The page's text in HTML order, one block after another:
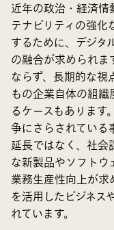
近年の政治・経済情
テナビリティの強
するために、デジタ
の融合が求められま
ならず、長期的な視
もの企業自体の組
るケースもあります
争にさらされてい
延長ではなく、社会
な新製品やソフトウ
業務生産性向上が求
を活用したビジネス
れています。